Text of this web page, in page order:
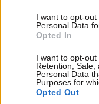
I want to opt-
Personal Data
Opted In
I want to opt-out
Retention, Sale,
Personal Data
Purposes for
Opted Out